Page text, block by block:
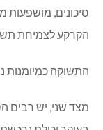
סיכונים, מושפעות
הקרקע לצמיחת
התשוקה כמיומנות
מצד שני, יש רבים